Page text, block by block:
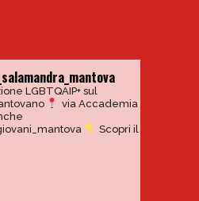
LGBTQAIP+ sul
via Accademia
Scopri il